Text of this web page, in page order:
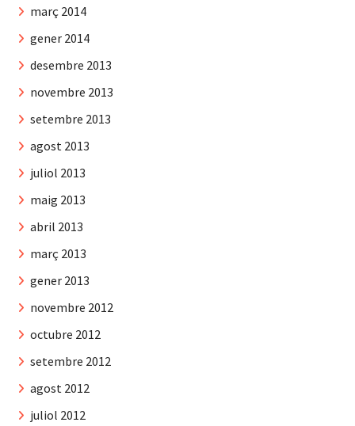
març 2014
gener 2014
desembre 2013
novembre 2013
setembre 2013
agost 2013
juliol 2013
maig 2013
abril 2013
març 2013
gener 2013
novembre 2012
octubre 2012
setembre 2012
agost 2012
juliol 2012